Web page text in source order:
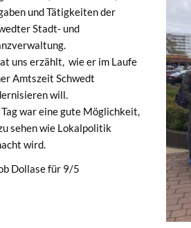
und Tätigkeiten der
Stadt- und
uns erzählt, wie er im Laufe
Amtszeit Schwedt
will.
war eine gute Möglichkeit,
sehen wie Lokalpolitik
wird.
Dollase für 9/5